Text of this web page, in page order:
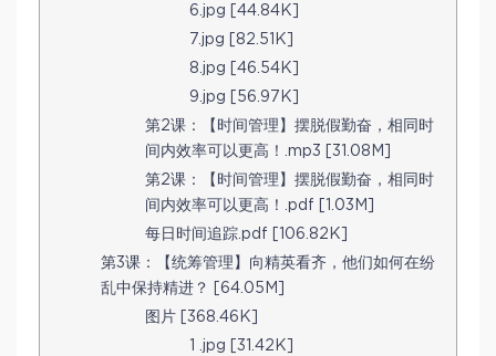
6.jpg [44.84K]
7.jpg [82.51K]
8.jpg [46.54K]
9.jpg [56.97K]
第2课：【时间管理】摆脱假勤奋，相同时
间内效率可以更高！.mp3 [31.08M]
第2课：【时间管理】摆脱假勤奋，相同时
间内效率可以更高！.pdf [1.03M]
每日时间追踪.pdf [106.82K]
第3课：【统筹管理】向精英看齐，他们如何在纷
乱中保持精进？ [64.05M]
图片 [368.46K]
1 .jpg [31.42K]